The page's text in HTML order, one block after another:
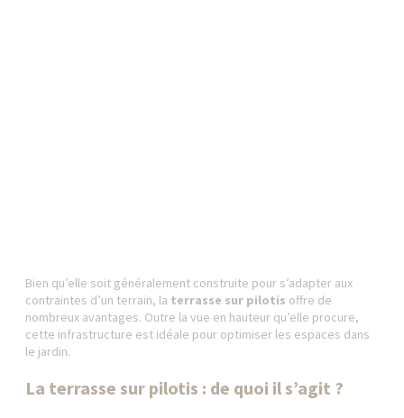
Bien qu’elle soit généralement construite pour s’adapter aux
contraintes d’un terrain, la terrasse sur pilotis offre de
nombreux avantages. Outre la vue en hauteur qu’elle procure,
cette infrastructure est idéale pour optimiser les espaces dans
le jardin.
La terrasse sur pilotis : de quoi il s’agit ?